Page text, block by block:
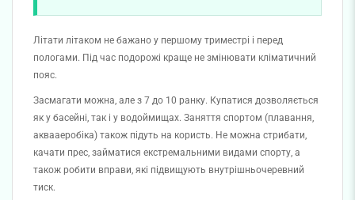
Літати літаком не бажано у першому триместрі і перед
пологами. Під час подорожі краще не змінювати кліматичний
пояс.
Засмагати можна, але з 7 до 10 ранку. Купатися дозволяється
як у басейні, так і у водоймищах. Заняття спортом (плавання,
аквааеробіка) також підуть на користь. Не можна стрибати,
качати прес, займатися екстремальними видами спорту, а
також робити вправи, які підвищують внутрішньочеревний
тиск.